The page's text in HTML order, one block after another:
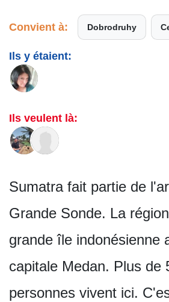
Convient à: Dobrodruhy
Ils y étaient:
Ils veulent là:
Sumatra fait partie de
Grande Sonde. La
grande île indonésienne
capitale Medan. Plus de
personnes vivent ici.